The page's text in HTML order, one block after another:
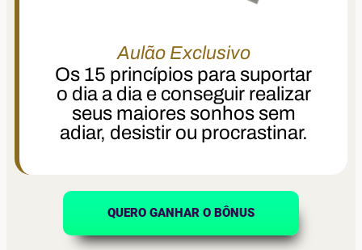
Aulão Exclusivo
Os 15 princípios para suportar
o dia a dia e conseguir realizar
seus maiores sonhos sem
adiar, desistir ou procrastinar.
QUERO GANHAR O BÔNUS